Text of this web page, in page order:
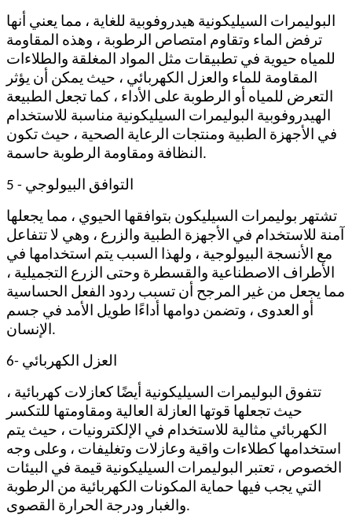
البوليمرات السيليكونية هيدروفوبية للغاية ، مما يعني أنها
ترفض الماء وتقاوم امتصاص الرطوبة ، وهذه المقاومة
للمياه حيوية في تطبيقات مثل المواد المغلقة والطلاءات
المقاومة للماء والعزل الكهربائي ، حيث يمكن أن يؤثر
التعرض للمياه أو الرطوبة على الأداء ، كما تجعل الطبيعة
الهيدروفوبية البوليمرات السيليكونية مناسبة للاستخدام
في الأجهزة الطبية ومنتجات الرعاية الصحية ، حيث تكون
النظافة ومقاومة الرطوبة حاسمة.
5 - التوافق البيولوجي
تشتهر بوليمرات السيليكون بتوافقها الحيوي ، مما يجعلها
آمنة للاستخدام في الأجهزة الطبية والزرع ، وهي لا تتفاعل
مع الأنسجة البيولوجية ، ولهذا السبب يتم استخدامها في
الأطراف الاصطناعية والقسطرة وحتى الزرع التجميلية ،
مما يجعل من غير المرجح أن تسبب ردود الفعل الحساسية
أو العدوى ، وتضمن دوامها أداءًا طويل الأمد في جسم
الإنسان.
6- العزل الكهربائي
تتفوق البوليمرات السيليكونية أيضًا كعازلات كهربائية ،
حيث تجعلها قوتها العازلة العالية ومقاومتها للتكسر
الكهربائي مثالية للاستخدام في الإلكترونيات ، حيث يتم
استخدامها كطلاءات واقية وعازلات وتغليفات ، وعلى وجه
الخصوص ، تعتبر البوليمرات السيليكونية قيمة في البيئات
التي يجب فيها حماية المكونات الكهربائية من الرطوبة
والغبار ودرجة الحرارة القصوى.